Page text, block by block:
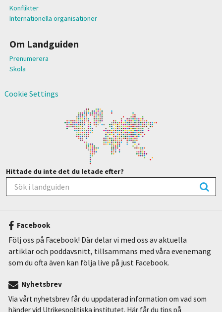
Konflikter
Internationella organisationer
Om Landguiden
Prenumerera
Skola
Cookie Settings
Hittade du inte det du letade efter?
Facebook
Följ oss på Facebook! Där delar vi med oss av aktuella
artiklar och poddavsnitt, tillsammans med våra evenemang
som du ofta även kan följa live på just Facebook.
Nyhetsbrev
Via vårt nyhetsbrev får du uppdaterad information om vad som
händer vid Utrikespolitiska institutet. Här får du tips på